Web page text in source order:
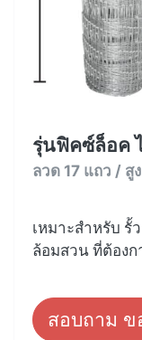
รุ่นฟิคซ์ล็อค
ลวด 17 แถว / สู
เหมาะสำหรับ รั้
ล้อมสวน ที่ต้อง
สอบถาม ข